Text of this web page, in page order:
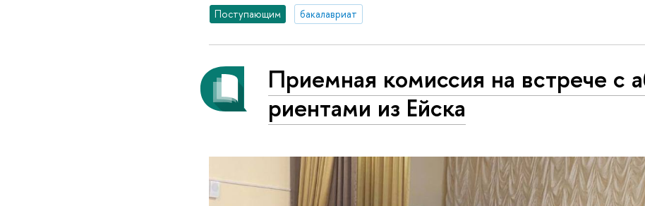
Поступающим бакалавриат
Приемная комиссия на встрече с
ри­ен­та­ми из Ейска